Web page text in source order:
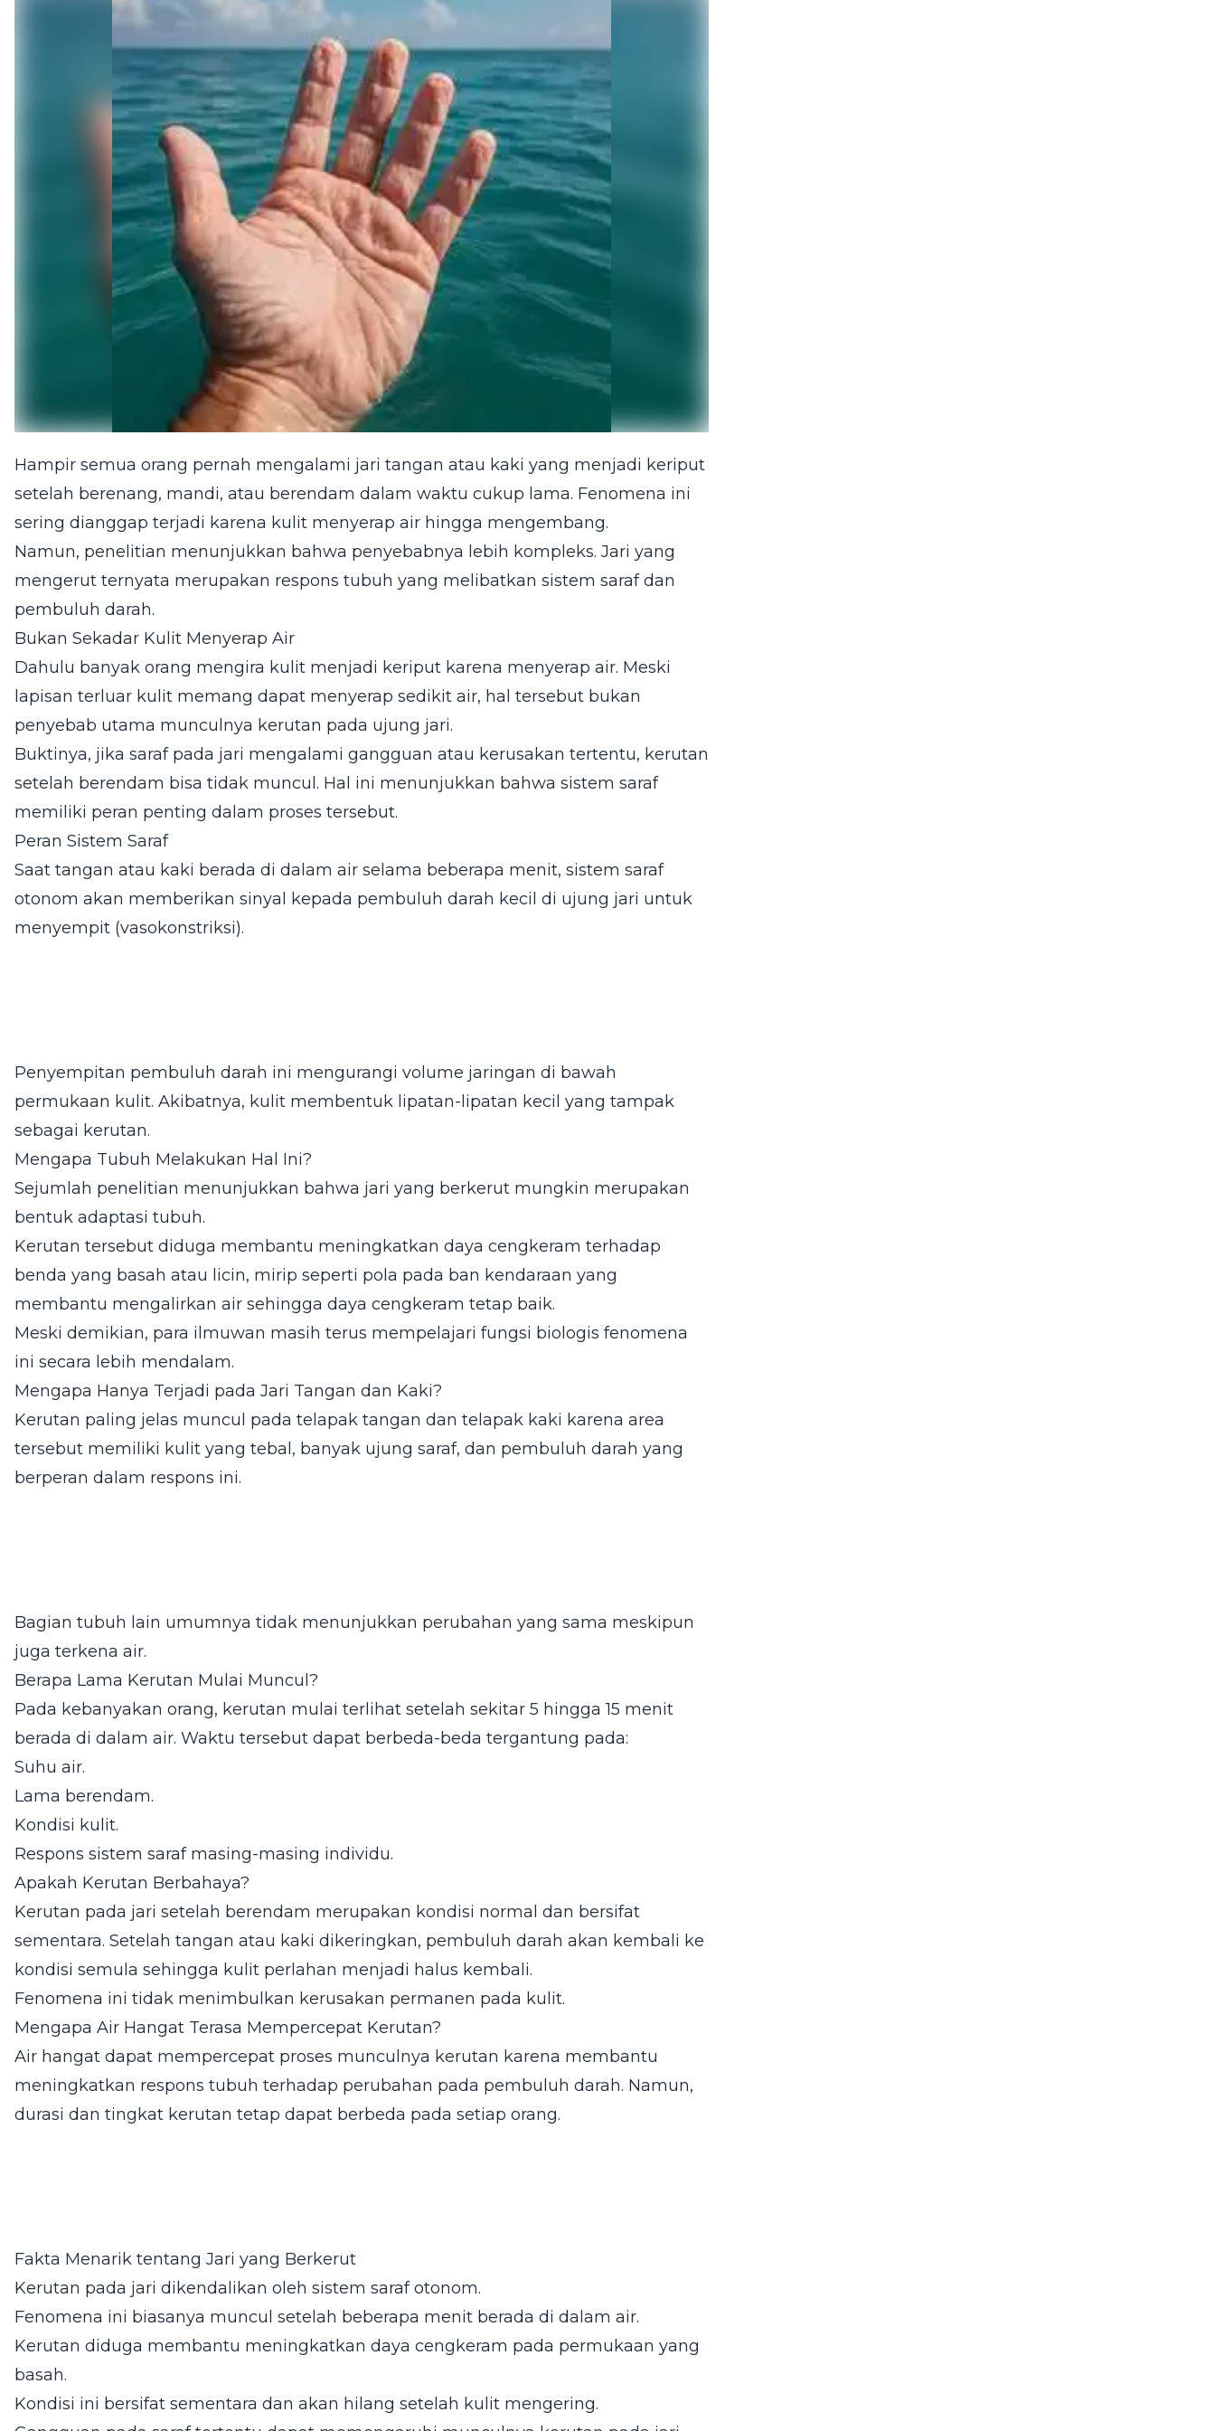
Hampir semua orang pernah mengalami jari tangan atau kaki yang menjadi keriput
setelah berenang, mandi, atau berendam dalam waktu cukup lama. Fenomena ini
sering dianggap terjadi karena kulit menyerap air hingga mengembang.
Namun, penelitian menunjukkan bahwa penyebabnya lebih kompleks. Jari yang
mengerut ternyata merupakan respons tubuh yang melibatkan sistem saraf dan
pembuluh darah.
Bukan Sekadar Kulit Menyerap Air
Dahulu banyak orang mengira kulit menjadi keriput karena menyerap air. Meski
lapisan terluar kulit memang dapat menyerap sedikit air, hal tersebut bukan
penyebab utama munculnya kerutan pada ujung jari.
Buktinya, jika saraf pada jari mengalami gangguan atau kerusakan tertentu, kerutan
setelah berendam bisa tidak muncul. Hal ini menunjukkan bahwa sistem saraf
memiliki peran penting dalam proses tersebut.
Peran Sistem Saraf
Saat tangan atau kaki berada di dalam air selama beberapa menit, sistem saraf
otonom akan memberikan sinyal kepada pembuluh darah kecil di ujung jari untuk
menyempit (vasokonstriksi).
Penyempitan pembuluh darah ini mengurangi volume jaringan di bawah
permukaan kulit. Akibatnya, kulit membentuk lipatan-lipatan kecil yang tampak
sebagai kerutan.
Mengapa Tubuh Melakukan Hal Ini?
Sejumlah penelitian menunjukkan bahwa jari yang berkerut mungkin merupakan
bentuk adaptasi tubuh.
Kerutan tersebut diduga membantu meningkatkan daya cengkeram terhadap
benda yang basah atau licin, mirip seperti pola pada ban kendaraan yang
membantu mengalirkan air sehingga daya cengkeram tetap baik.
Meski demikian, para ilmuwan masih terus mempelajari fungsi biologis fenomena
ini secara lebih mendalam.
Mengapa Hanya Terjadi pada Jari Tangan dan Kaki?
Kerutan paling jelas muncul pada telapak tangan dan telapak kaki karena area
tersebut memiliki kulit yang tebal, banyak ujung saraf, dan pembuluh darah yang
berperan dalam respons ini.
Bagian tubuh lain umumnya tidak menunjukkan perubahan yang sama meskipun
juga terkena air.
Berapa Lama Kerutan Mulai Muncul?
Pada kebanyakan orang, kerutan mulai terlihat setelah sekitar 5 hingga 15 menit
berada di dalam air. Waktu tersebut dapat berbeda-beda tergantung pada:
Suhu air.
Lama berendam.
Kondisi kulit.
Respons sistem saraf masing-masing individu.
Apakah Kerutan Berbahaya?
Kerutan pada jari setelah berendam merupakan kondisi normal dan bersifat
sementara. Setelah tangan atau kaki dikeringkan, pembuluh darah akan kembali ke
kondisi semula sehingga kulit perlahan menjadi halus kembali.
Fenomena ini tidak menimbulkan kerusakan permanen pada kulit.
Mengapa Air Hangat Terasa Mempercepat Kerutan?
Air hangat dapat mempercepat proses munculnya kerutan karena membantu
meningkatkan respons tubuh terhadap perubahan pada pembuluh darah. Namun,
durasi dan tingkat kerutan tetap dapat berbeda pada setiap orang.
Fakta Menarik tentang Jari yang Berkerut
Kerutan pada jari dikendalikan oleh sistem saraf otonom.
Fenomena ini biasanya muncul setelah beberapa menit berada di dalam air.
Kerutan diduga membantu meningkatkan daya cengkeram pada permukaan yang
basah.
Kondisi ini bersifat sementara dan akan hilang setelah kulit mengering.